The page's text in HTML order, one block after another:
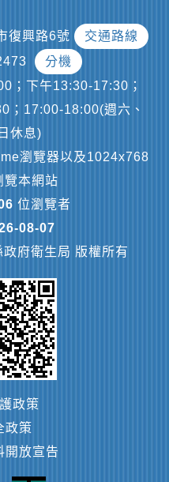
復興路6號
交通路線
分機
；下午13:30-17:30；
；17:00-18:00(週六、
休息)
瀏覽器以及1024x768
本網站
位瀏覽者
08-07
府衛生局 版權所有
政策
政策
開放宣告